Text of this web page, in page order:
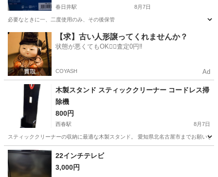
春日井駅 8月7日
必要なときに一、二度使用のみ、その後保管
愛知 春日井市 春日井駅 オーディオ 拡声器
【求】古い人形譲ってくれませんか？
状態が悪くてもOK🙆‍♀️査定0円‼️
COYASH Ad
木製スタンド スティッククリーナー コードレス掃
除機
800円
西春駅 8月7日
スティッククリーナーの収納に最適な木製スタンド。 愛知県北名古屋市までお願い
愛知 北名古屋市 西春駅 生活家電
22インチテレビ
3,000円